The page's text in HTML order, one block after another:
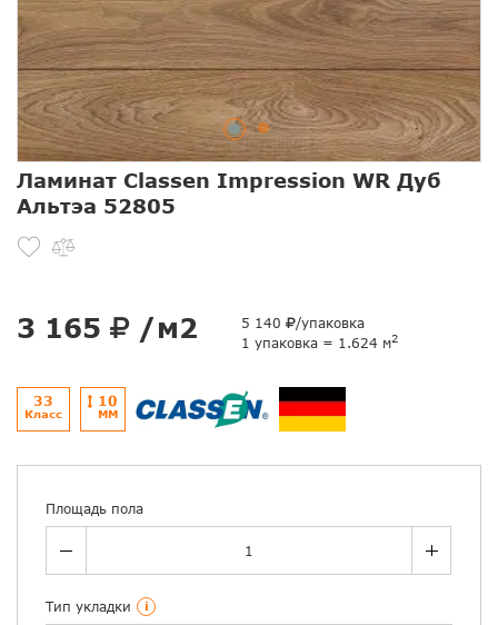
Ламинат Classen Impression WR Дуб
Альтэа 52805
3 165 /м2 5 140
/упаковка
1 упаковка = 1.624 м2
33
Класс
10
ММ
Площадь пола
Тип укладки i